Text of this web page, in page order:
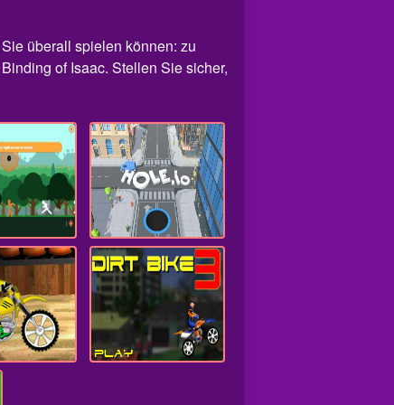
überall spielen können: zu
of Isaac. Stellen Sie sicher,